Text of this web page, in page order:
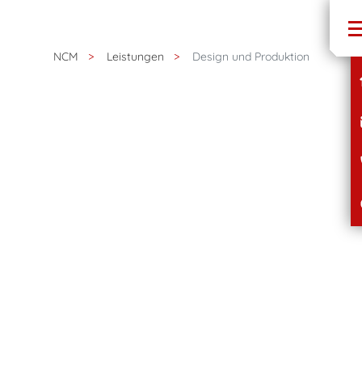
NCM Leistungen Design und Produktion